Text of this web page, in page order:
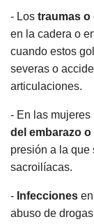
- Los traumas o
en la cadera o
cuando estos
severas o
articulaciones.
- En las
del embarazo
presión a la que
sacroilíacas.
- Infecciones
abuso de